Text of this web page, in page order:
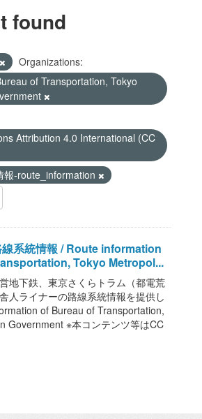
found
Organizations:
of Transportation, Tokyo
Attribution 4.0 International (CC
報-route_information
系統情報 / Route information
Tokyo Metropol...
地下鉄、東京さくらトラム（都電荒
人ライナーの路線系統情報を提供し
of Bureau of Transportation,
Government ※本コンテンツ等はCC